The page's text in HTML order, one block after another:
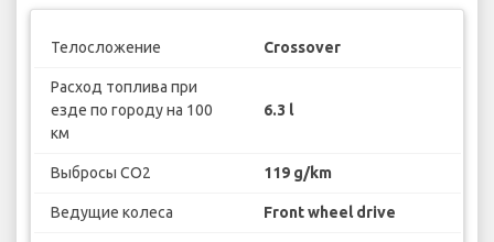
Телосложение Crossover
Расход топлива при
езде по городу на 100
км
6.3 l
Выбросы CO2 119 g/km
Ведущие колеса Front wheel drive